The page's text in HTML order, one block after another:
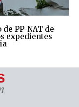
PP-NAT de
expedientes